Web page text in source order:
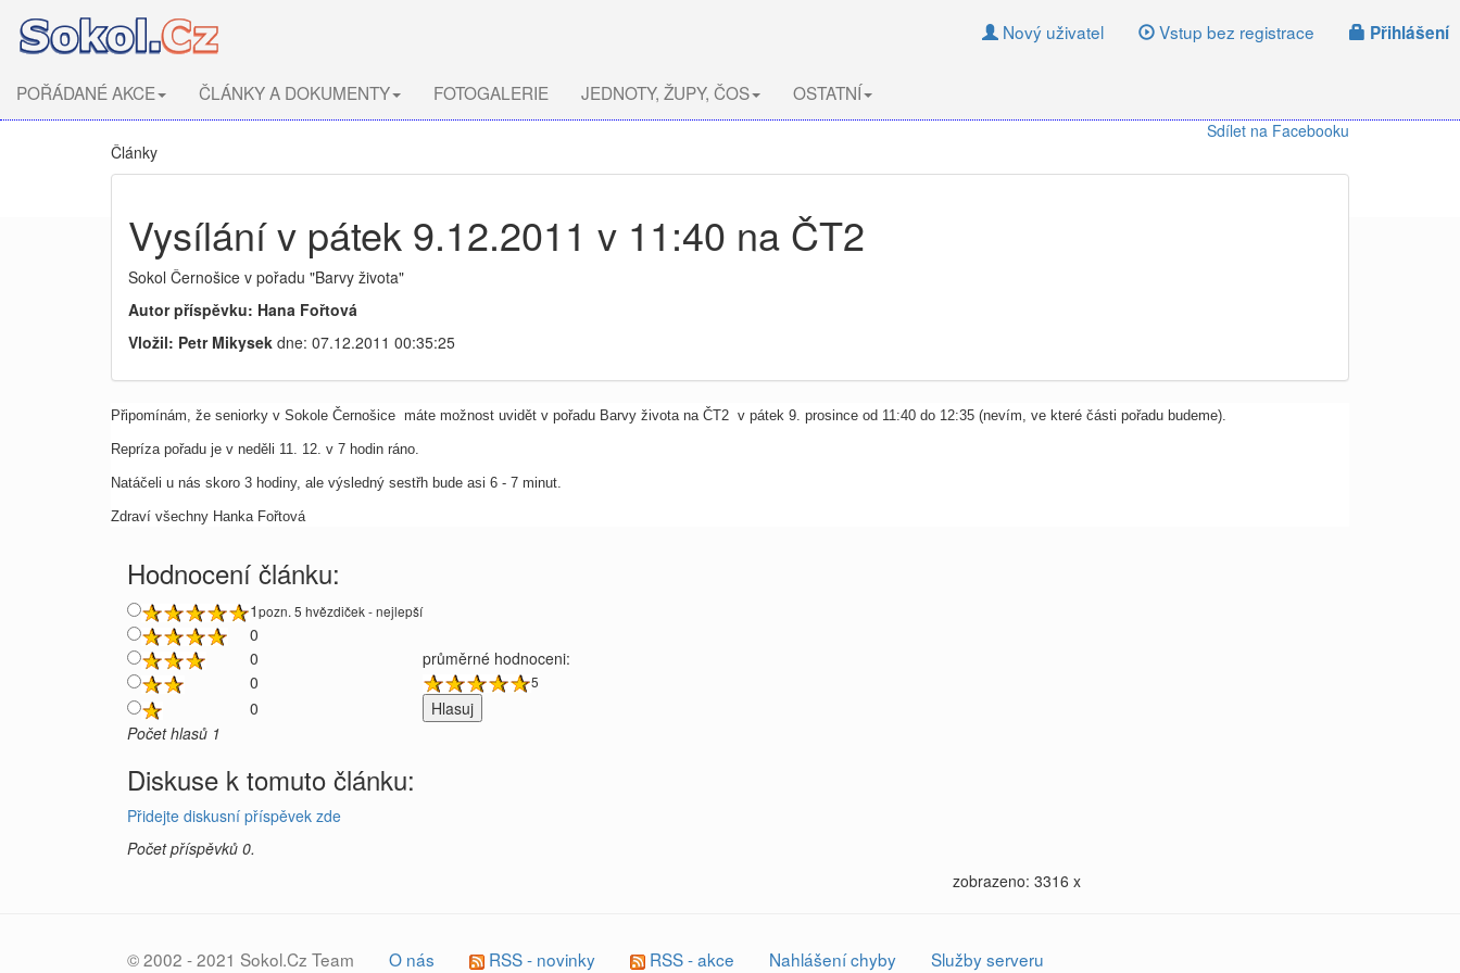
Nový uživatel Vstup bez registrace Přihlášení
POŘÁDANÉ AKCE ČLÁNKY A DOKUMENTY FOTOGALERIE JEDNOTY, ŽUPY, ČOS OSTATNÍ
Sdílet na Facebooku
Články
Vysílání v pátek 9.12.2011 v 11:40 na ČT2
Sokol Černošice v pořadu "Barvy života"
Autor příspěvku: Hana Fořtová
Vložil: Petr Mikysek dne: 07.12.2011 00:35:25
Připomínám, že seniorky v Sokole Černošice máte možnost uvidět v pořadu Barvy života na ČT2 v pátek 9. prosince od 11:40 do 12:35 (nevím, ve které části pořadu budeme).
Repríza pořadu je v neděli 11. 12. v 7 hodin ráno.
Natáčeli u nás skoro 3 hodiny, ale výsledný sestřh bude asi 6 - 7 minut.
Zdraví všechny Hanka Fořtová
Hodnocení článku:
1pozn. 5 hvězdiček - nejlepší
0
0
průměrné hodnoceni:
0
5
0
Počet hlasů 1
Diskuse k tomuto článku:
Přidejte diskusní příspěvek zde
Počet příspěvků 0.
zobrazeno: 3316 x
© 2002 - 2021 Sokol.Cz Team O nás RSS - novinky RSS - akce Nahlášení chyby Služby serveru